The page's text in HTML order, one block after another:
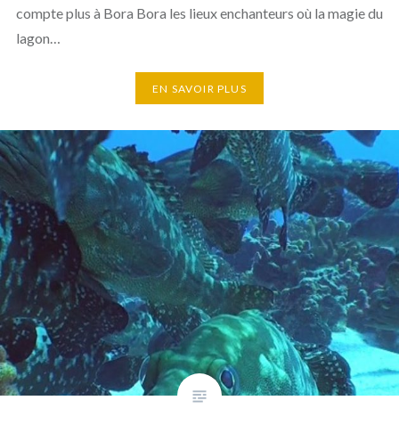
compte plus à Bora Bora les lieux enchanteurs où la magie du
lagon…
EN SAVOIR PLUS